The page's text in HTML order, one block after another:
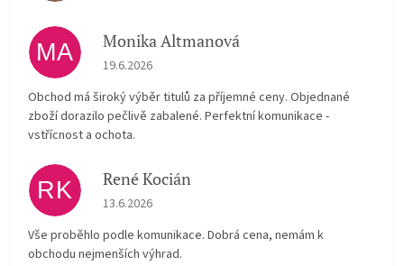
MA Monika Altmanová
Hodnocení obchodu je 5 z 5 hvězdiček.
19.6.2026
Obchod má široký výběr titulů za příjemné ceny. Objednané
zboží dorazilo pečlivě zabalené. Perfektní komunikace -
vstřícnost a ochota.
RK René Kocián
Hodnocení obchodu je 5 z 5 hvězdiček.
13.6.2026
Vše proběhlo podle komunikace. Dobrá cena, nemám k
obchodu nejmenších výhrad.